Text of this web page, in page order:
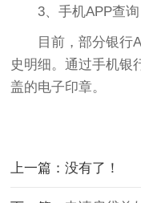
3、手机APP查询
目前，部分银行
史明细。通过手机银
盖的电子印章。
上一篇：没有了！